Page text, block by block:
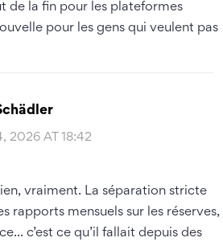
de la fin pour les plateformes
pour les gens qui veulent pas
2026 AT 18:42
vraiment. La séparation stricte
rapports mensuels sur les réserves,
c’est ce qu’il fallait depuis des